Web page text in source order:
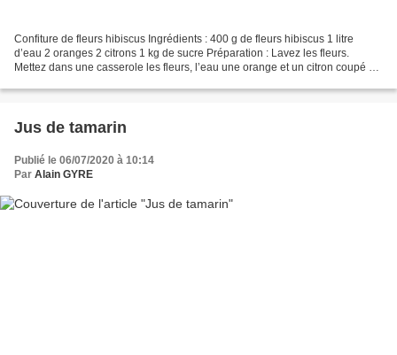
Confiture de fleurs hibiscus Ingrédients : 400 g de fleurs hibiscus 1 litre
d’eau 2 oranges 2 citrons 1 kg de sucre Préparation : Lavez les fleurs.
Mettez dans une casserole les fleurs, l’eau une orange et un citron coupé en
Jus de tamarin
Publié le 06/07/2020 à 10:14
Par Alain GYRE